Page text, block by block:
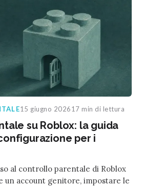
15 giugno 202617 min di lettura
su Roblox: la guida
per i
al controllo parentale di Roblox
un account genitore, impostare le